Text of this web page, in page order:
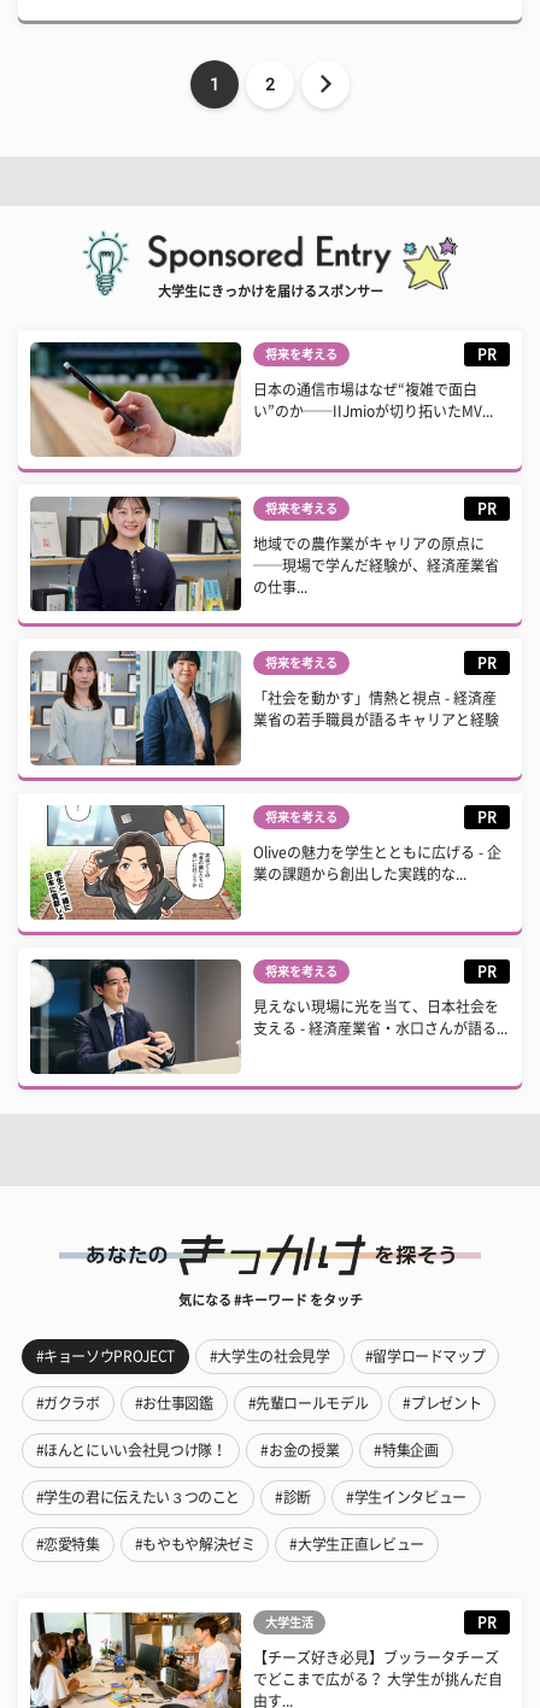
1 2
大学生にきっかけを届けるスポンサー
将来を考える PR
日本の通信市場はなぜ“複雑で面白
い”のか──IIJmioが切り拓いたMV...
将来を考える PR
地域での農作業がキャリアの原点に
──現場で学んだ経験が、経済産業省
の仕事...
将来を考える PR
「社会を動かす」情熱と視点 - 経済産
業省の若手職員が語るキャリアと経験
将来を考える PR
Oliveの魅力を学生とともに広げる - 企
業の課題から創出した実践的な...
将来を考える PR
見えない現場に光を当て、日本社会を
支える - 経済産業省・水口さんが語る...
気になる #キーワード をタッチ
#キョーソウPROJECT #大学生の社会見学 #留学ロードマップ
#ガクラボ #お仕事図鑑 #先輩ロールモデル #プレゼント
#ほんとにいい会社見つけ隊！ #お金の授業 #特集企画
#学生の君に伝えたい３つのこと #診断 #学生インタビュー
#恋愛特集 #もやもや解決ゼミ #大学生正直レビュー
大学生活 PR
【チーズ好き必見】ブッラータチーズ
でどこまで広がる？ 大学生が挑んだ自
由す...